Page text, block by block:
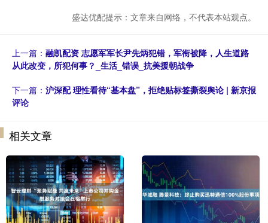
盛达优配提示：文章来自网络，不代表本站观点。
上一篇： 融凯配资 志愿军军长尹先炳犯错，军衔被降，人生道路
从此改变，所犯何事？_生活_错误_抗美援朝战争
下一篇： 沪深配 理性看待“基本盘”，拒绝贴标签撕裂舆论 | 新京报
评论
相关文章